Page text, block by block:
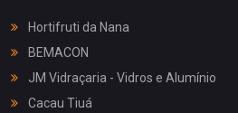
Hortifruti da Nana
BEMACON
JM Vidraçaria - Vidros e Alumínio
Cacau Tiuá